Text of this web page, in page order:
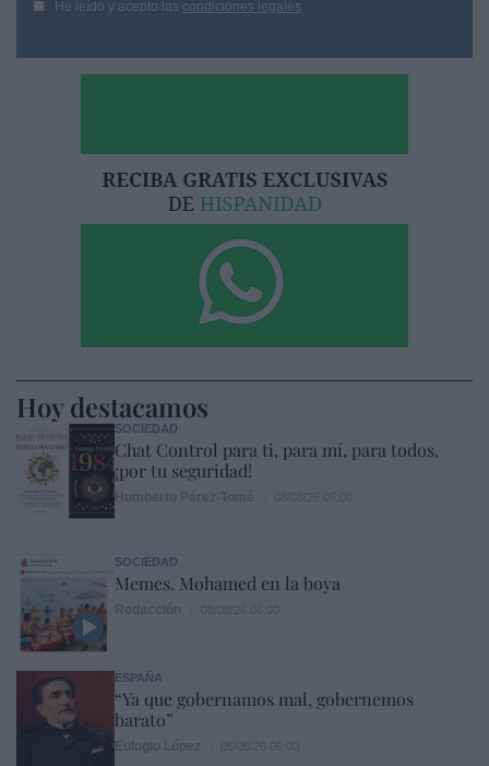
He leído y acepto las condiciones legales
Hoy destacamos
SOCIEDAD
Chat Control para ti, para mí, para todos,
¡por tu seguridad!
SOCIEDAD
Memes. Mohamed en la boya
ESPAÑA
“Ya que gobernamos mal, gobernemos
barato”